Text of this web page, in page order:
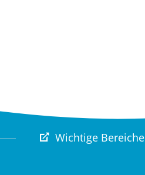
Wichtige Bereiche